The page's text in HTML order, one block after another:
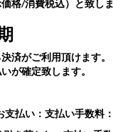
格/消費税込）と致しま
済がご利用頂けます。
が確定致します。
払い：支払い手数料